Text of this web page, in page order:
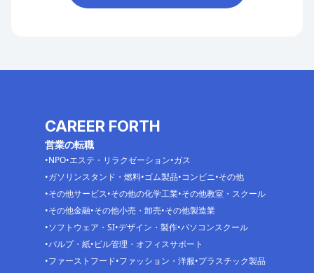
CAREER FORTH
営業の転職
NPO エステ・リラクゼーション ガス
ガソリンスタンド・燃料 ゴム製品 コンビニ その他
その他サービス その他の化学工業 その他教室・スクール
その他金融 その他小売・卸売 その他製造業
ソフトウェア・SI デザイン・製作 パソコンスクール
パルプ・紙 ビル管理・オフィスサポート
ファーストフード ファッション・洋服 プラスチック製品